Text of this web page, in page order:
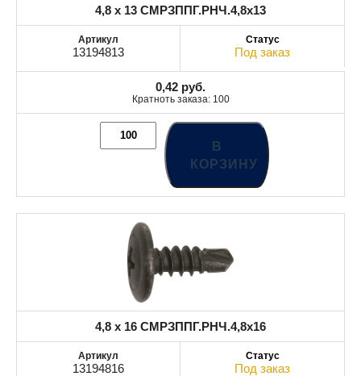
4,8 x 13 СМРЗППГ.РНЧ.4,8x13
13194813 Под заказ
0,42 руб.
Кратноть заказа: 100
В
КОРЗИНУ
4,8 x 16 СМРЗППГ.РНЧ.4,8x16
13194816 Под заказ